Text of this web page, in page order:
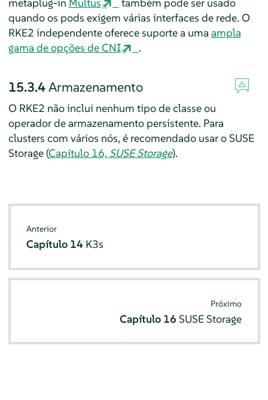
quando os pods exigem várias interfaces de rede. O
RKE2 independente oferece suporte a uma ampla
gama de opções de CNI
.
15.3.4Armazenamento
O RKE2 não inclui nenhum tipo de classe ou
operador de armazenamento persistente. Para
clusters com vários nós, é recomendado usar o SUSE
Storage (Capítulo 16, SUSE Storage).
Anterior
Capítulo 14 K3s
Próximo
Capítulo 16 SUSE Storage